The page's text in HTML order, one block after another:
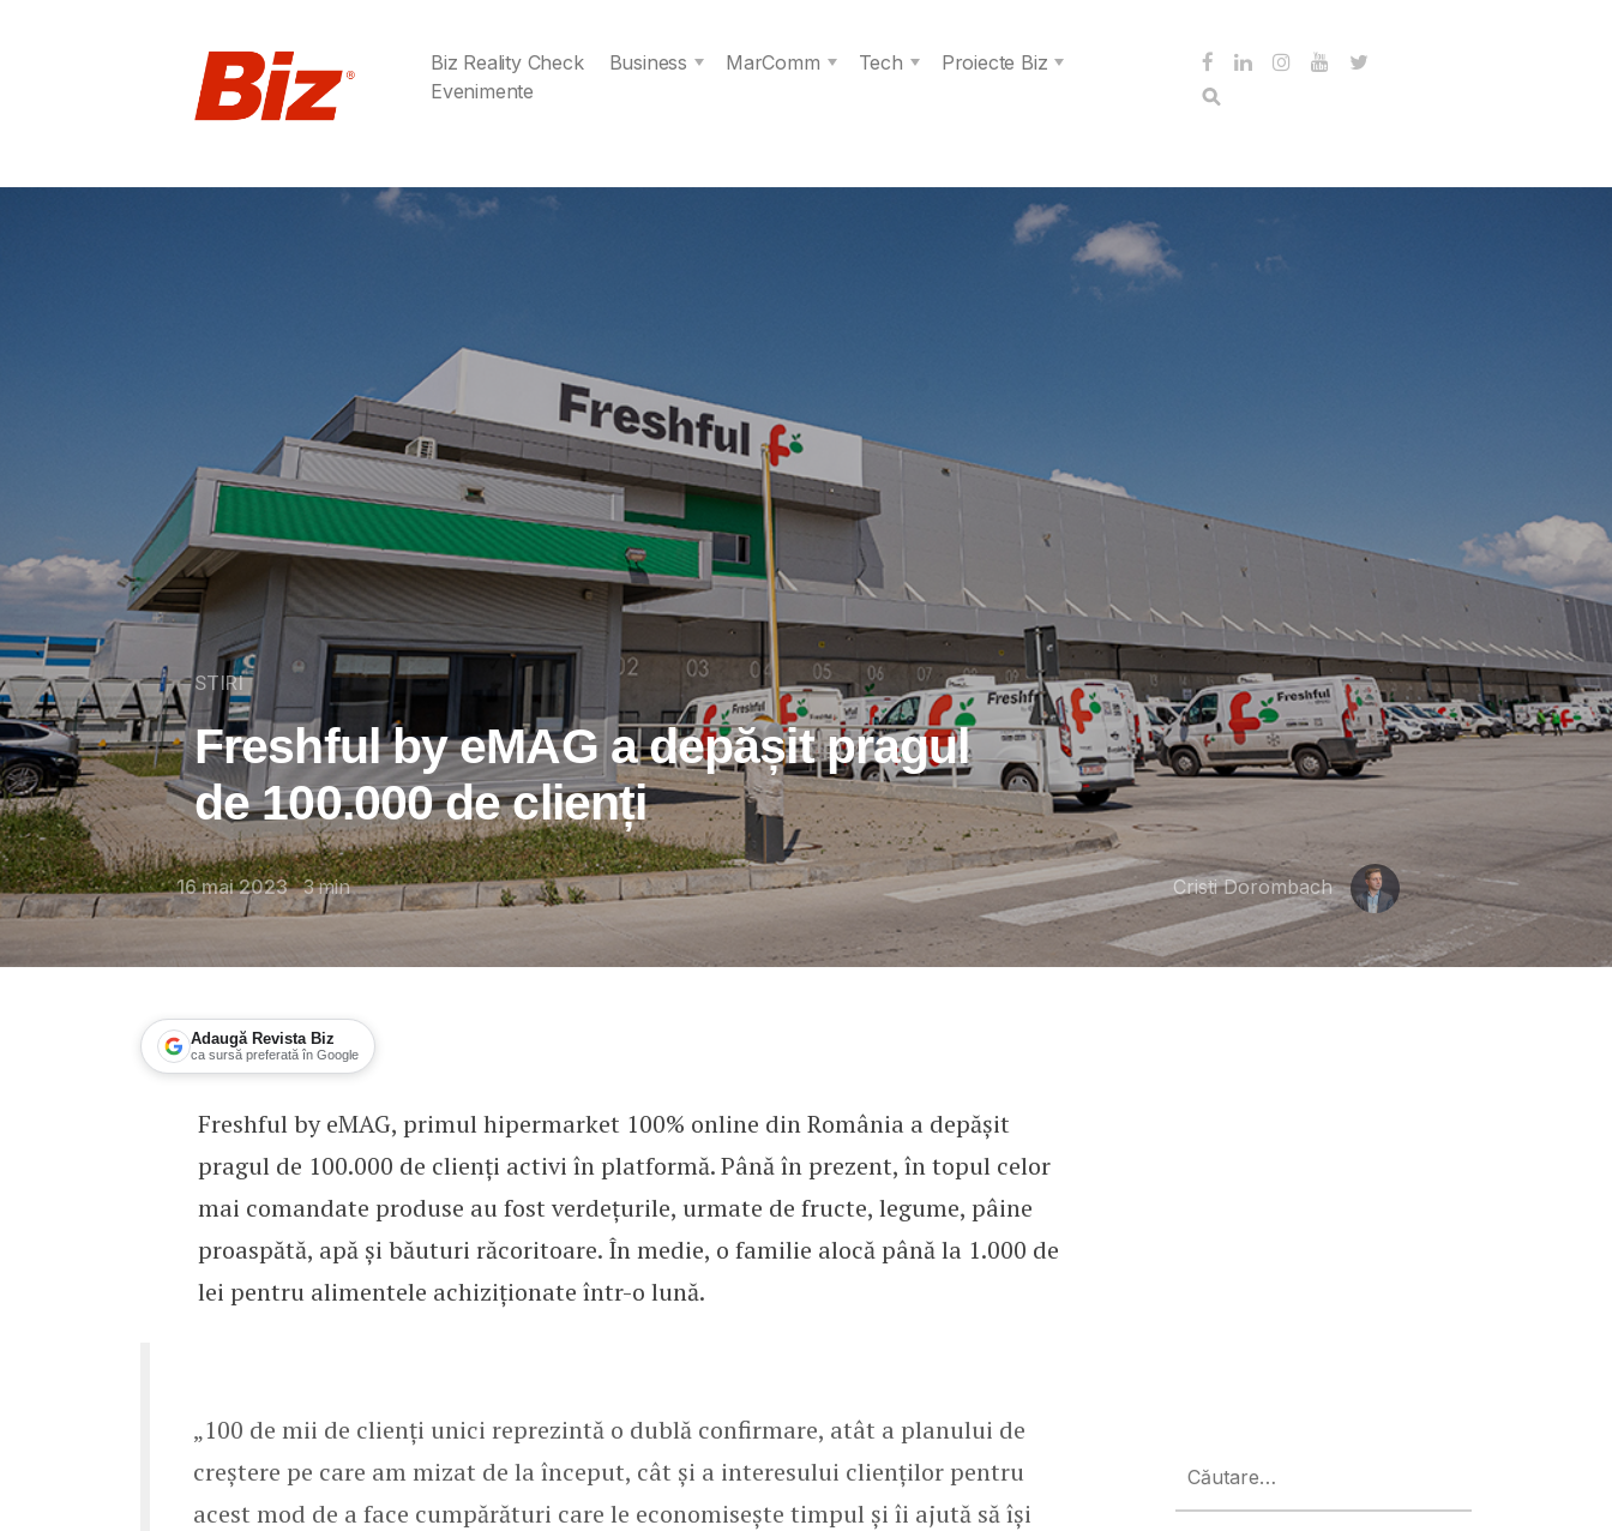
Biz Reality Check Business MarComm Tech
Proiecte Biz
Evenimente
STIRI
Freshful by eMAG a depășit pragul
de 100.000 de clienți
16 mai 2023 3min Cristi Dorombach
Adaugă Revista Biz
ca sursă preferată în Google
Freshful by eMAG a depășit pragul de 100.000 de clienți
Freshful by eMAG, primul hipermarket 100% online din România a depășit
pragul de 100.000 de clienți activi în platformă. Până în prezent, în topul celor
mai comandate produse au fost verdețurile, urmate de fructe, legume, pâine
proaspătă, apă și băuturi răcoritoare. În medie, o familie alocă până la 1.000 de
lei pentru alimentele achiziționate într-o lună.
„100 de mii de clienți unici reprezintă o dublă confirmare, atât a planului de
creștere pe care am mizat de la început, cât și a interesului clienților pentru
acest mod de a face cumpărături care le economisește timpul și îi ajută să își
după: